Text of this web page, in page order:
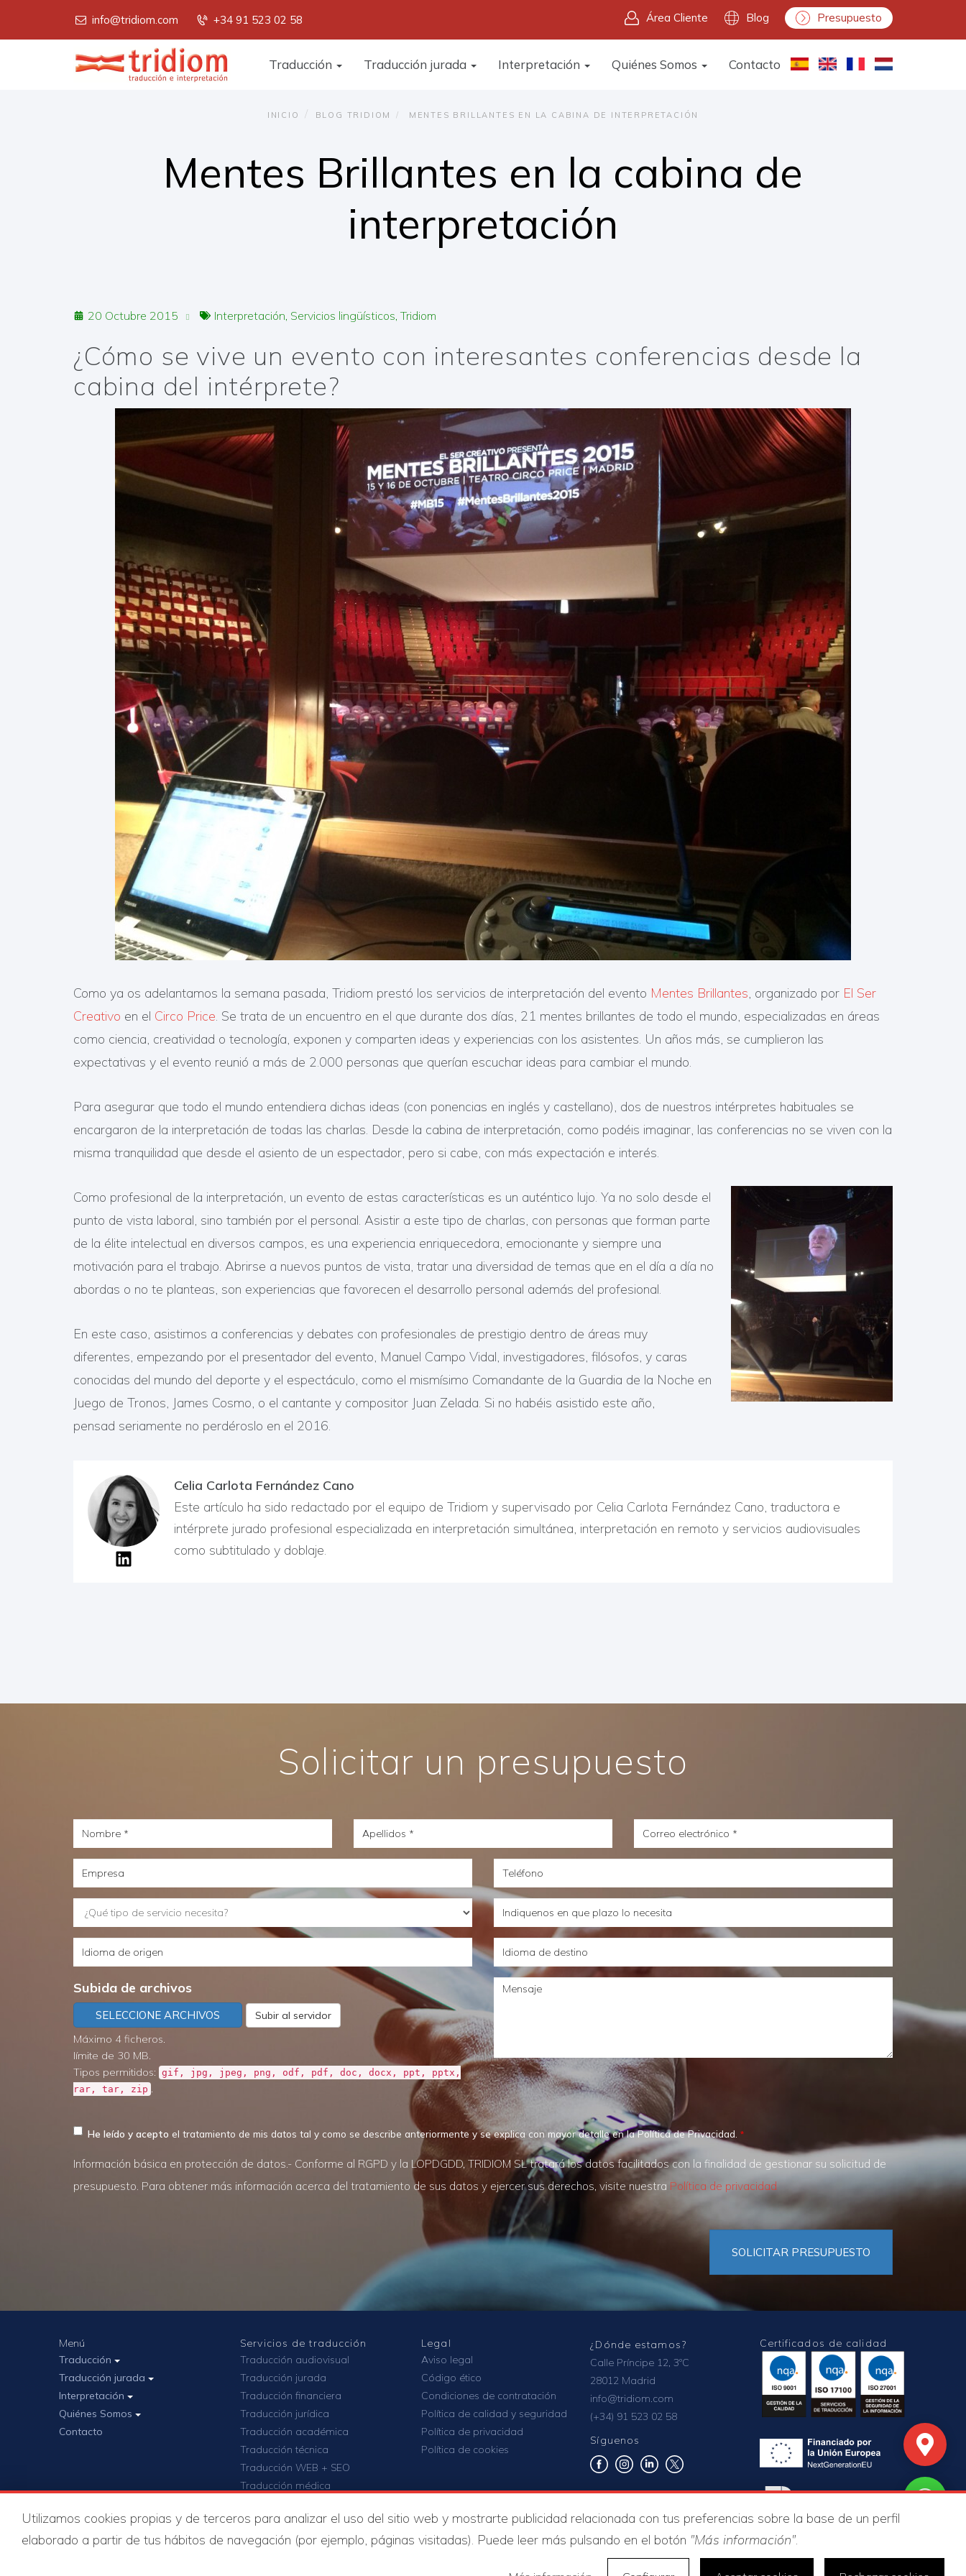
info@tridiom.com +34 91 523 02 58 Área Cliente Blog Presupuesto
Traducción Traducción jurada Interpretación Quiénes Somos Contacto
INICIO BLOG TRIDIOM MENTES BRILLANTES EN LA CABINA DE INTERPRETACIÓN
Mentes Brillantes en la cabina de
interpretación
20 Octubre 2015 Interpretación Servicios lingüísticos Tridiom
¿Cómo se vive un evento con interesantes conferencias desde la
cabina del intérprete?
Como ya os adelantamos la semana pasada, Tridiom prestó los servicios de interpretación del evento Mentes Brillantes, organizado por El Ser
Creativo en el Circo Price. Se trata de un encuentro en el que durante dos días, 21 mentes brillantes de todo el mundo, especializadas en áreas
como ciencia, creatividad o tecnología, exponen y comparten ideas y experiencias con los asistentes. Un años más, se cumplieron las
expectativas y el evento reunió a más de 2.000 personas que querían escuchar ideas para cambiar el mundo.
Para asegurar que todo el mundo entendiera dichas ideas (con ponencias en inglés y castellano), dos de nuestros intérpretes habituales se
encargaron de la interpretación de todas las charlas. Desde la cabina de interpretación, como podéis imaginar, las conferencias no se viven con la
misma tranquilidad que desde el asiento de un espectador, pero si cabe, con más expectación e interés.
Como profesional de la interpretación, un evento de estas características es un auténtico lujo. Ya no solo desde el
punto de vista laboral, sino también por el personal. Asistir a este tipo de charlas, con personas que forman parte
de la élite intelectual en diversos campos, es una experiencia enriquecedora, emocionante y siempre una
motivación para el trabajo. Abrirse a nuevos puntos de vista, tratar una diversidad de temas que en el día a día no
abordas o no te planteas, son experiencias que favorecen el desarrollo personal además del profesional.
En este caso, asistimos a conferencias y debates con profesionales de prestigio dentro de áreas muy
diferentes, empezando por el presentador del evento, Manuel Campo Vidal, investigadores, filósofos, y caras
conocidas del mundo del deporte y el espectáculo, como el mismísimo Comandante de la Guardia de la Noche en
Juego de Tronos, James Cosmo, o el cantante y compositor Juan Zelada. Si no habéis asistido este año,
pensad seriamente no perdéroslo en el 2016.
Celia Carlota Fernández Cano
Este artículo ha sido redactado por el equipo de Tridiom y supervisado por Celia Carlota Fernández Cano, traductora e
intérprete jurado profesional especializada en interpretación simultánea, interpretación en remoto y servicios audiovisuales
como subtitulado y doblaje.
Solicitar un presupuesto
Nombre Apellidos
Correo
electrónico
Empresa
Teléfono
¿Qué
tipo
de
necesita?
Indiquenos
en
que
plazo
lo
necesita
Idioma
de
origen
Idioma
de
destino
Subida de archivos
SELECCIONE ARCHIVOS
Subir al servidor
Máximo 4 ficheros.
límite de 30 MB.
Tipos permitidos: gif, jpg, jpeg, png, odf, pdf, doc, docx, ppt, pptx,
rar, tar, zip .
Mensaje
He leído y acepto el tratamiento de mis datos tal y como se describe anteriormente y se explica con mayor detalle en la Política de Privacidad.
Información básica en protección de datos.- Conforme al RGPD y la LOPDGDD, TRIDIOM SL tratará los datos facilitados con la finalidad de gestionar su solicitud de
presupuesto. Para obtener más información acerca del tratamiento de sus datos y ejercer sus derechos, visite nuestra Política de privacidad
SOLICITAR PRESUPUESTO
Menú
Traducción
Traducción jurada
Interpretación
Quiénes Somos
Contacto
Servicios de traducción
Traducción audiovisual
Traducción jurada
Traducción financiera
Traducción jurídica
Traducción académica
Traducción técnica
Traducción WEB + SEO
Traducción médica
Legal
Aviso legal
Código ético
Condiciones de contratación
Política de calidad y seguridad
Política de privacidad
Política de cookies
¿Dónde estamos?
Calle Príncipe 12, 3ºC
28012 Madrid
info@tridiom.com
(+34) 91 523 02 58
Síguenos
Certificados de calidad
Utilizamos cookies propias y de terceros para analizar el uso del sitio web y mostrarte publicidad relacionada con tus preferencias sobre la base de un perfil
elaborado a partir de tus hábitos de navegación (por ejemplo, páginas visitadas). Puede leer más pulsando en el botón "Más información".